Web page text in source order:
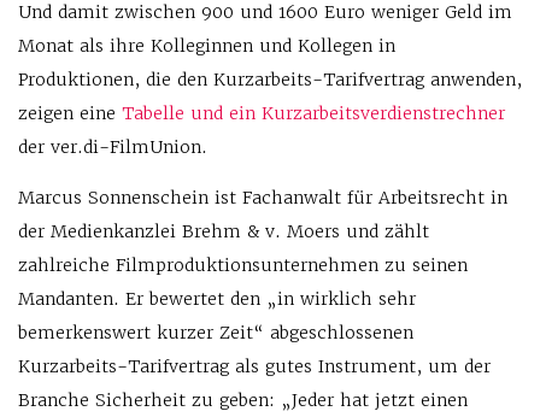
Und damit zwischen 900 und 1600 Euro weniger Geld im
Monat als ihre Kolleginnen und Kollegen in
Produktionen, die den Kurzarbeits-Tarifvertrag anwenden,
zeigen eine Tabelle und ein Kurzarbeitsverdienstrechner
der ver.di-FilmUnion.
Marcus Sonnenschein ist Fachanwalt für Arbeitsrecht in
der Medienkanzlei Brehm & v. Moers und zählt
zahlreiche Filmproduktionsunternehmen zu seinen
Mandanten. Er bewertet den „in wirklich sehr
bemerkenswert kurzer Zeit“ abgeschlossenen
Kurzarbeits-Tarifvertrag als gutes Instrument, um der
Branche Sicherheit zu geben: „Jeder hat jetzt einen